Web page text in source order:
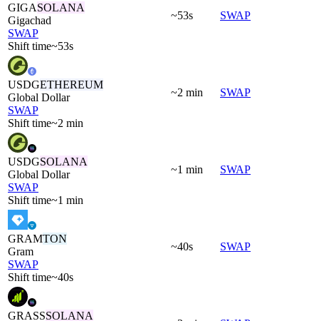
GIGASOLANA
Gigachad
SWAP
Shift time~53s
~53s SWAP
USDGETHEREUM
Global Dollar
SWAP
Shift time~2 min
~2 min SWAP
USDGSOLANA
Global Dollar
SWAP
Shift time~1 min
~1 min SWAP
GRAMTON
Gram
SWAP
Shift time~40s
~40s SWAP
GRASSSOLANA